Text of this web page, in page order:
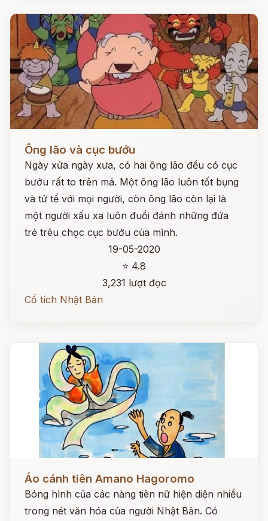
Đọc ngay
Ông lão và cục bướu
Ngày xửa ngày xưa, có hai ông lão đều có cục
bướu rất to trên má. Một ông lão luôn tốt bụng
và tử tế với mọi người, còn ông lão còn lại là
một người xấu xa luôn đuổi đánh những đứa
trẻ trêu chọc cục bướu của mình.
19-05-2020
⭐ 4.8
3,231 lượt đọc
Cổ tích Nhật Bản
Đọc ngay
Áo cánh tiên Amano Hagoromo
Bóng hình của các nàng tiên nữ hiện diện nhiều
trong nét văn hóa của người Nhật Bản. Có